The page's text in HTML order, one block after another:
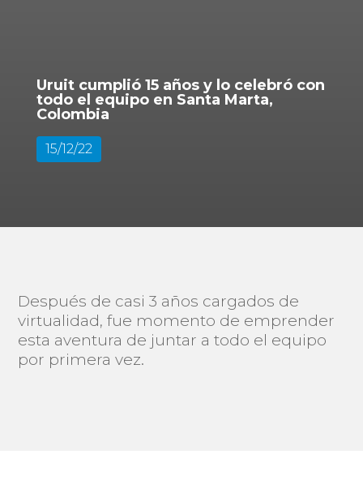
Uruit cumplió 15 años y lo celebró con
todo el equipo en Santa Marta,
Colombia
15/12/22
Después de casi 3 años cargados de
virtualidad, fue momento de emprender
esta aventura de juntar a todo el equipo
por primera vez.